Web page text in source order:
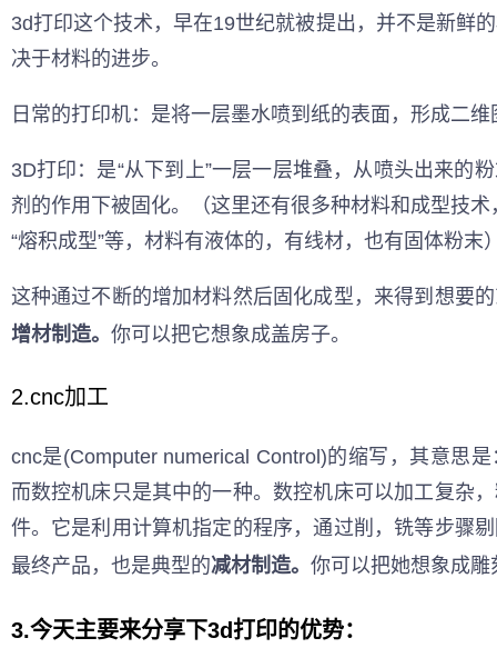
3d打印这个技术，早在19世纪就被提出，并不是新鲜
决于材料的进步。
日常的打印机：是将一层墨水喷到纸的表面，形成二维
3D打印：是“从下到上”一层一层堆叠，从喷头出来的
剂的作用下被固化。（这里还有很多种材料和成型技术
“熔积成型”等，材料有液体的，有线材，也有固体粉末
这种通过不断的增加材料然后固化成型，来得到想要
增材制造。 你可以把它想象成盖房子。
2.cnc加工
cnc是(Computer numerical Control)的缩写，其意思
而数控机床只是其中的一种。数控机床可以加工复杂
件。它是利用计算机指定的程序，通过削，铣等步骤
最终产品，也是典型的减材制造。 你可以把她想象成雕
3.今天主要来分享下3d打印的优势：